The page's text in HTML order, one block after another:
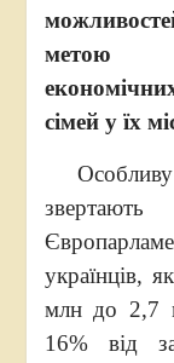
метою
сімей у їх
Особливу
українців,
млн до 2,7
16% від